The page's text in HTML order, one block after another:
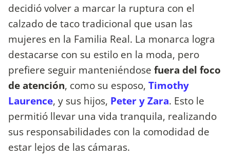
decidió volver a marcar la ruptura con el
calzado de taco tradicional que usan las
mujeres en la Familia Real. La monarca logra
destacarse con su estilo en la moda, pero
prefiere seguir manteniéndose fuera del foco
de atención, como su esposo, Timothy
Laurence, y sus hijos, Peter y Zara. Esto le
permitió llevar una vida tranquila, realizando
sus responsabilidades con la comodidad de
estar lejos de las cámaras.